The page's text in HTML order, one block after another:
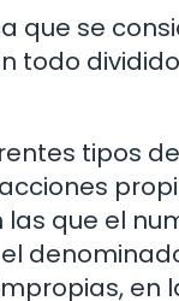
que se
todo
tipos
las que el
en